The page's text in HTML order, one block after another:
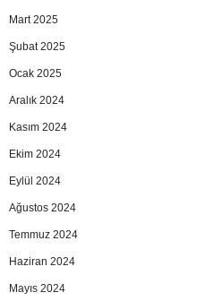
Mart 2025
Şubat 2025
Ocak 2025
Aralık 2024
Kasım 2024
Ekim 2024
Eylül 2024
Ağustos 2024
Temmuz 2024
Haziran 2024
Mayıs 2024